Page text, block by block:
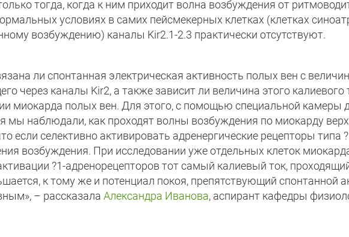
тогда, когда к ним приходит волна возбуждения от
условиях в самих пейсмекерных клетках (клетках
возбуждению) каналы Kir2.1-2.3 практически отсутствуют.
ли спонтанная электрическая активность полых вен с
через каналы Kir2, а также зависит ли величина этого калиевого
миокарда полых вен. Для этого, с помощью специальной камеры
мы наблюдали, как проходят волны возбуждения по миокарду
если селективно активировать адренергические рецепторы типа
возбуждения. При исследовании уже отдельных клеток
?1-адренорецепторов тот самый калиевый ток,
к тому же и потенциал покоя, препятствующий спонтанной
– рассказала Александра Иванова, аспирант кафедры